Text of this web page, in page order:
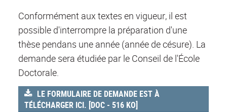
Conformément aux textes en vigueur, il est
possible d'interrompre la préparation d'une
thèse pendans une année (année de césure). La
demande sera étudiée par le Conseil de l'École
Doctorale.
LE FORMULAIRE DE DEMANDE EST À
TÉLÉCHARGER ICI. [DOC - 516 KO]